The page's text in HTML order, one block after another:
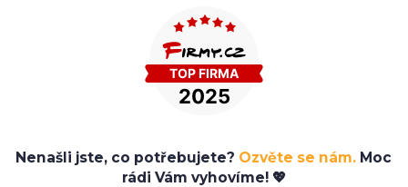
Nenašli jste, co potřebujete? Ozvěte se nám. Moc
rádi Vám vyhovíme! 💖